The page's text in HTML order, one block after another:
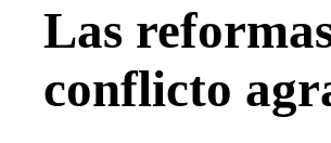
Las
conflicto